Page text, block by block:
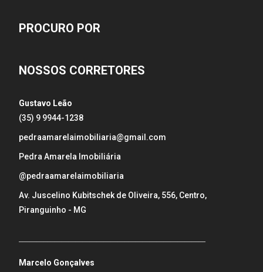
PROCURO POR
NOSSOS CORRETORES
Gustavo Leão
(35) 9 9944-1238
pedraamarelaimobiliaria@gmail.com
Pedra Amarela Imobiliária
@pedraamarelaimobiliaria
Av. Juscelino Kubitschek de Oliveira, 556, Centro,
Piranguinho - MG
Marcelo Gonçalves